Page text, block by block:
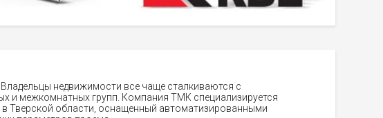
недвижимости все чаще сталкиваются с
и межкомнатных групп. Компания ТМК специализируется
Тверской области, оснащенный автоматизированными